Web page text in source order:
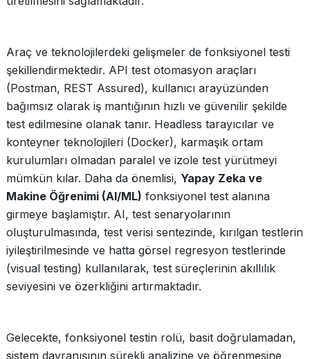
Araç ve teknolojilerdeki gelişmeler de fonksiyonel testi
şekillendirmektedir. API test otomasyon araçları
(Postman, REST Assured), kullanıcı arayüzünden
bağımsız olarak iş mantığının hızlı ve güvenilir şekilde
test edilmesine olanak tanır. Headless tarayıcılar ve
konteyner teknolojileri (Docker), karmaşık ortam
kurulumları olmadan paralel ve izole test yürütmeyi
mümkün kılar. Daha da önemlisi, Yapay Zeka ve
Makine Öğrenimi (AI/ML) fonksiyonel test alanına
girmeye başlamıştır. AI, test senaryolarının
oluşturulmasında, test verisi sentezinde, kırılgan testlerin
iyileştirilmesinde ve hatta görsel regresyon testlerinde
(visual testing) kullanılarak, test süreçlerinin akıllılık
seviyesini ve özerkliğini artırmaktadır.
Gelecekte, fonksiyonel testin rolü, basit doğrulamadan,
sistem davranışının sürekli analizine ve öğrenmesine